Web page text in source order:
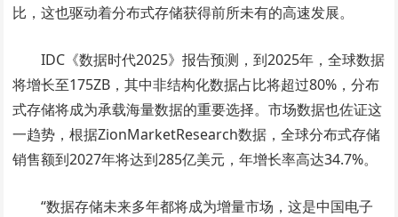
比，这也驱动着分布式存储获得前所未有的高速发展。
IDC《数据时代2025》报告预测，到2025年，全球数据
将增长至175ZB，其中非结构化数据占比将超过80%，分布
式存储将成为承载海量数据的重要选择。市场数据也佐证这
一趋势，根据ZionMarketResearch数据，全球分布式存储
销售额到2027年将达到285亿美元，年增长率高达34.7%。
“数据存储未来多年都将成为增量市场，这是中国电子